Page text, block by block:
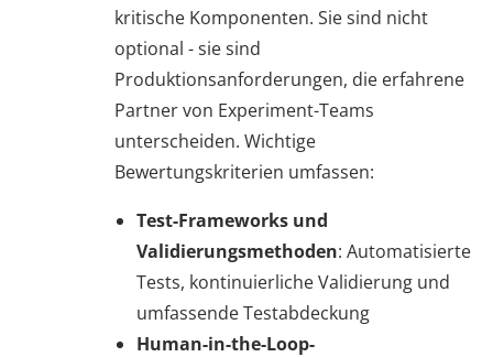
kritische Komponenten. Sie sind nicht
optional - sie sind
Produktionsanforderungen, die erfahrene
Partner von Experiment-Teams
unterscheiden. Wichtige
Bewertungskriterien umfassen:
Test-Frameworks und
Validierungsmethoden: Automatisierte
Tests, kontinuierliche Validierung und
umfassende Testabdeckung
Human-in-the-Loop-